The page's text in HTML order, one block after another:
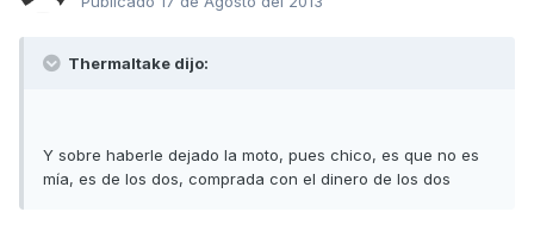
Thermaltake dijo:
Y sobre haberle dejado la moto, pues chico, es que no es
mía, es de los dos, comprada con el dinero de los dos